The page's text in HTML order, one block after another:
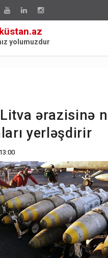
yolumuzdur
ərazisinə
yerləşdirir